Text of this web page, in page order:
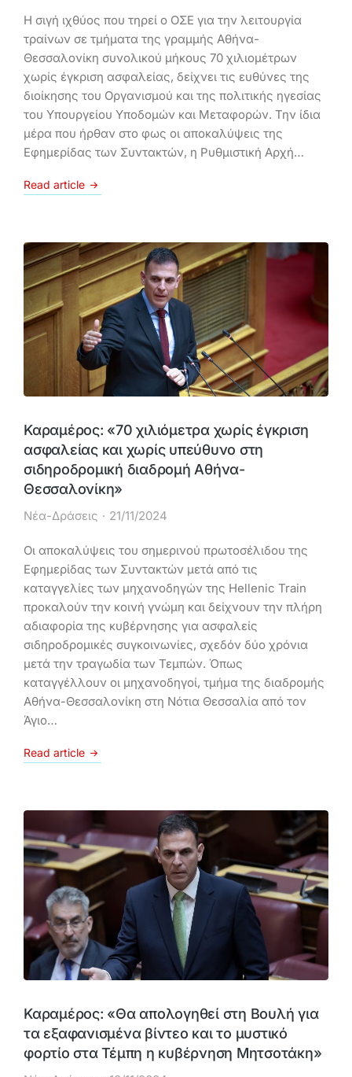
Η σιγή ιχθύος που τηρεί ο ΟΣΕ για την λειτουργία
τραίνων σε τμήματα της γραμμής Αθήνα-
Θεσσαλονίκη συνολικού μήκους 70 χιλιομέτρων
χωρίς έγκριση ασφαλείας, δείχνει τις ευθύνες της
διοίκησης του Οργανισμού και της πολιτικής ηγεσίας
του Υπουργείου Υποδομών και Μεταφορών. Την ίδια
μέρα που ήρθαν στο φως οι αποκαλύψεις της
Εφημερίδας των Συντακτών, η Ρυθμιστική Αρχή…
Read article
Καραμέρος: «70 χιλιόμετρα χωρίς έγκριση
ασφαλείας και χωρίς υπεύθυνο στη
σιδηροδρομική διαδρομή Αθήνα-
Θεσσαλονίκη»
Νέα-Δράσεις 21/11/2024
Οι αποκαλύψεις του σημερινού πρωτοσέλιδου της
Εφημερίδας των Συντακτών μετά από τις
καταγγελίες των μηχανοδηγών της Hellenic Train
προκαλούν την κοινή γνώμη και δείχνουν την πλήρη
αδιαφορία της κυβέρνησης για ασφαλείς
σιδηροδρομικές συγκοινωνίες, σχεδόν δύο χρόνια
μετά την τραγωδία των Τεμπών. Όπως
καταγγέλλουν οι μηχανοδηγοί, τμήμα της διαδρομής
Αθήνα-Θεσσαλονίκη στη Νότια Θεσσαλία από τον
Άγιο…
Read article
Καραμέρος: «Θα απολογηθεί στη Βουλή για
τα εξαφανισμένα βίντεο και το μυστικό
φορτίο στα Τέμπη η κυβέρνηση Μητσοτάκη»